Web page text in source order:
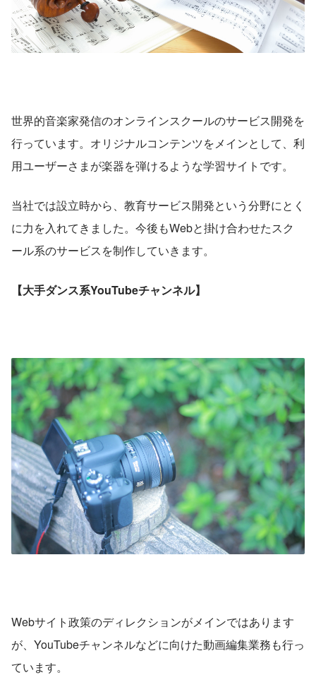
世界的音楽家発信のオンラインスクールのサービス開発を
行っています。オリジナルコンテンツをメインとして、利
用ユーザーさまが楽器を弾けるような学習サイトです。
当社では設立時から、教育サービス開発という分野にとく
に力を入れてきました。今後もWebと掛け合わせたスク
ール系のサービスを制作していきます。
【大手ダンス系YouTubeチャンネル】
Webサイト政策のディレクションがメインではあります
が、YouTubeチャンネルなどに向けた動画編集業務も行っ
ています。